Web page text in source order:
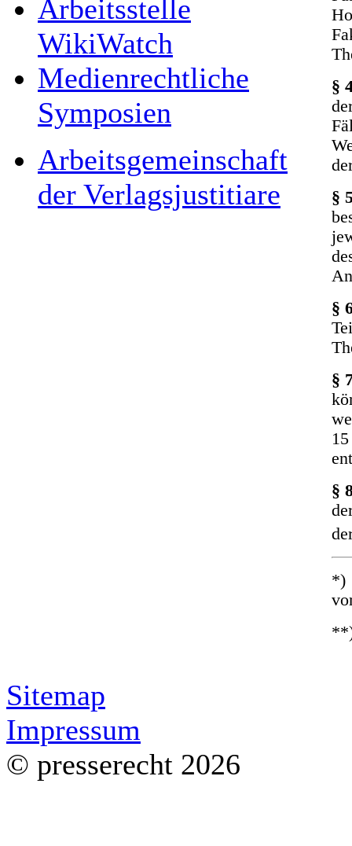
Arbeitsstelle
WikiWatch
Medienrechtliche
Symposien
Arbeitsgemeinschaft
der Verlagsjustitiare
§
§
§
§
§
*)
Sitemap
Impressum
© presserecht 2026